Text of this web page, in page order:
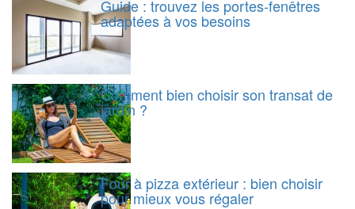
Guide : trouvez les portes-fenêtres
adaptées à vos besoins
Comment bien choisir son transat de
jardin ?
Four à pizza extérieur : bien choisir
pour mieux vous régaler